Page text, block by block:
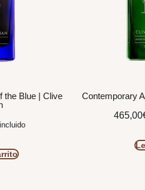
the Blue | Clive
Contemporary
465,00